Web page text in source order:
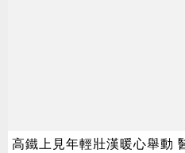
高鐵上見年輕壯漢暖心舉動